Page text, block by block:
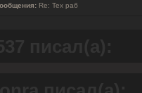
Re: Тех раб